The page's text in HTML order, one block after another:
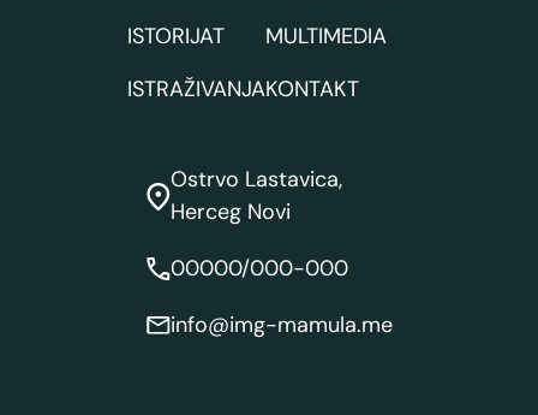
ISTORIJAT
ISTRAŽIVANJA
MULTIMEDIA
KONTAKT
Ostrvo Lastavica,
Herceg Novi
00000/000-000
info@img-mamula.me